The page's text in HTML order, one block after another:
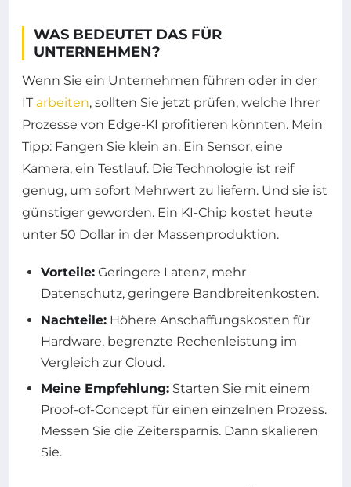
WAS BEDEUTET DAS FÜR
UNTERNEHMEN?
Wenn Sie ein Unternehmen führen oder in der
IT arbeiten, sollten Sie jetzt prüfen, welche Ihrer
Prozesse von Edge-KI profitieren könnten. Mein
Tipp: Fangen Sie klein an. Ein Sensor, eine
Kamera, ein Testlauf. Die Technologie ist reif
genug, um sofort Mehrwert zu liefern. Und sie ist
günstiger geworden. Ein KI-Chip kostet heute
unter 50 Dollar in der Massenproduktion.
Vorteile: Geringere Latenz, mehr
Datenschutz, geringere Bandbreitenkosten.
Nachteile: Höhere Anschaffungskosten für
Hardware, begrenzte Rechenleistung im
Vergleich zur Cloud.
Meine Empfehlung: Starten Sie mit einem
Proof-of-Concept für einen einzelnen Prozess.
Messen Sie die Zeitersparnis. Dann skalieren
Sie.